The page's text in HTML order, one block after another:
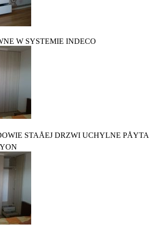
W SYSTEMIE INDECO
STAÅEJ DRZWI UCHYLNE PÅYTA